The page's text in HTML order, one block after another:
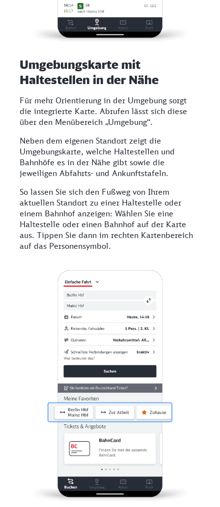
Umgebungskarte mit
Haltestellen in der Nähe
Für mehr Orientierung in der Umgebung sorgt
die integrierte Karte. Abrufen lässt sich diese
über den Menübereich „Umgebung“.
Neben dem eigenen Standort zeigt die
Umgebungskarte, welche Haltestellen und
Bahnhöfe es in der Nähe gibt sowie die
jeweiligen Abfahrts- und Ankunftstafeln.
So lassen Sie sich den Fußweg von Ihrem
aktuellen Standort zu einer Haltestelle oder
einem Bahnhof anzeigen: Wählen Sie eine
Haltestelle oder einen Bahnhof auf der Karte
aus. Tippen Sie dann im rechten Kartenbereich
auf das Personensymbol.